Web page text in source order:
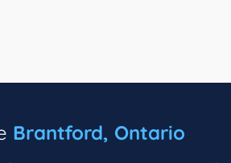
Brantford, Ontario